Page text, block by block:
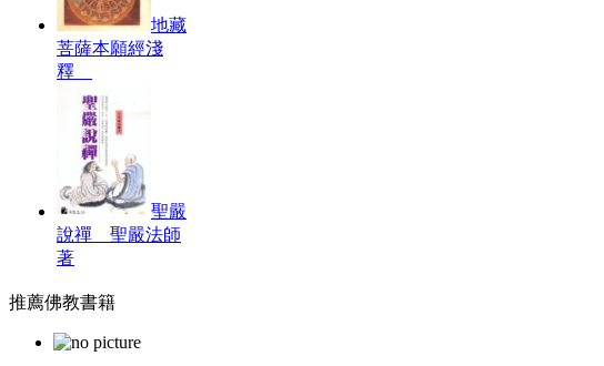
地藏
菩薩本願經淺
釋
聖嚴
說禪 聖嚴法師
著
推薦佛教書籍